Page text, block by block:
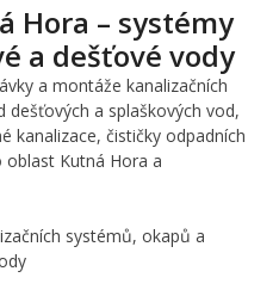
Hora – systémy
a dešťové vody
a montáže kanalizačních
a splaškových vod,
kanalizace, čističky odpadních
Kutná Hora a
systémů, okapů a